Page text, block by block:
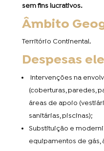
sem fins lucrativos.
Âmbito
Território Continental.
Despesas
Intervenções na
(coberturas, paredes,
áreas de apoio
sanitárias, piscinas);
Substituição e
equipamentos de gás,